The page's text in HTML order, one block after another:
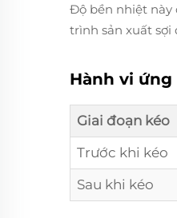
Độ bền nhiệt này
trình sản xuất sợi
Hành vi
Giai đoạn kéo
Trước khi kéo
Sau khi kéo